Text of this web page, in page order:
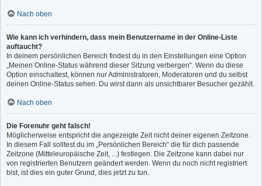
Nach oben
Wie kann ich verhindern, dass mein Benutzername in der Online-Liste
auftaucht?
In deinem persönlichen Bereich findest du in den Einstellungen eine Option
„Meinen Online-Status während dieser Sitzung verbergen“. Wenn du diese
Option einschaltest, können nur Administratoren, Moderatoren und du selbst
deinen Online-Status sehen. Du wirst dann als unsichtbarer Besucher gezählt.
Nach oben
Die Forenuhr geht falsch!
Möglicherweise entspricht die angezeigte Zeit nicht deiner eigenen Zeitzone.
In diesem Fall solltest du im „Persönlichen Bereich“ die für dich passende
Zeitzone (Mitteleuropäische Zeit, ...) festlegen. Die Zeitzone kann dabei nur
von registrierten Benutzern geändert werden. Wenn du noch nicht registriert
bist, ist dies ein guter Grund, dies jetzt zu tun.